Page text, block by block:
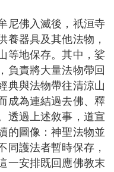
尼佛入滅後，祇洹寺
養器具及其他法物，
等地保存。其中，娑
負責將大量法物帶回
典與法物帶往清涼山
成為連結過去佛、釋
透過上述敘事，道宣
的圖像：神聖法物並
同護法者暫時保存，
一安排既回應佛教末